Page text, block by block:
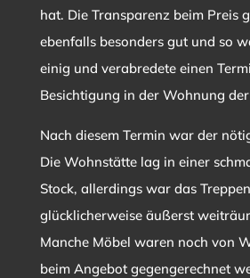
hat. Die Transparenz beim Preis
ebenfalls besonders gut und so
einig und verabredete einen
Besichtigung in der Wohnung
Nach diesem Termin war der
Die Wohnstätte lag in einer
Stock, allerdings war das
glücklicherweise äußerst
Manche Möbel waren noch von
beim Angebot gegengerechnet